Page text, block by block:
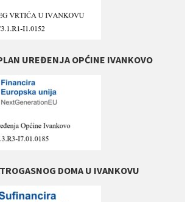
UREĐENJA OPĆINE IVANKOVO
DOMA U IVANKOVU